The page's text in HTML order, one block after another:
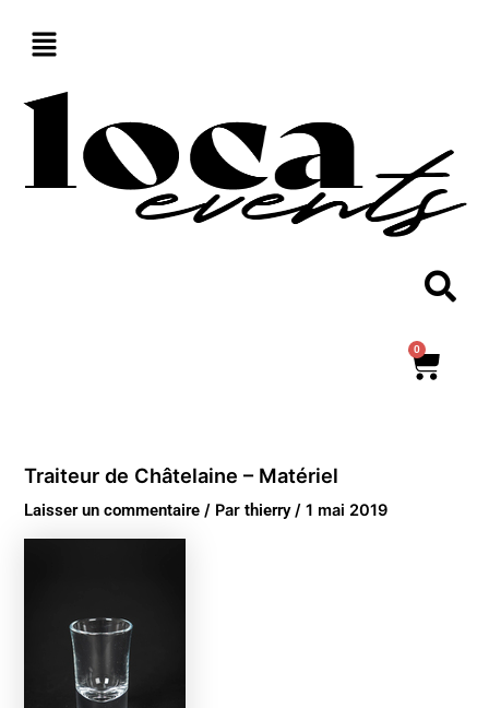
0
Traiteur de Châtelaine – Matériel
Laisser un commentaire / Parthierry/1 mai 2019